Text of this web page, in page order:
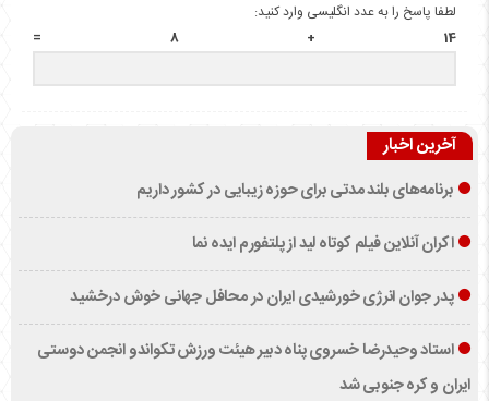
لطفا پاسخ را به عدد انگلیسی وارد کنید:
14 + 8 =
آخرین اخبار
برنامه‌های بلند مدتی برای حوزه زیبایی در کشور داریم
اکران آنلاین فیلم کوتاه لید از پلتفورم ایده نما
پدر جوان انرژی خورشیدی ایران در محافل جهانی خوش درخشید
استاد وحیدرضا خسروی پناه دبیر هیئت ورزش تکواندو انجمن دوستی
ایران و کره جنوبی شد